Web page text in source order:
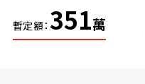
暫定額： 351萬